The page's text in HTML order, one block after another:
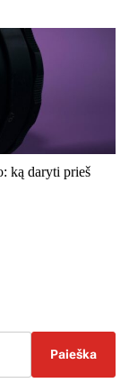
ką daryti prieš
Paieška